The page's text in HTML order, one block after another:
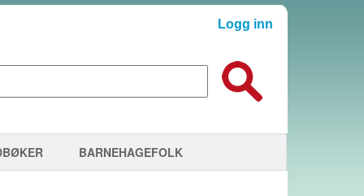
Logg inn
BARNEHAGEFOLK